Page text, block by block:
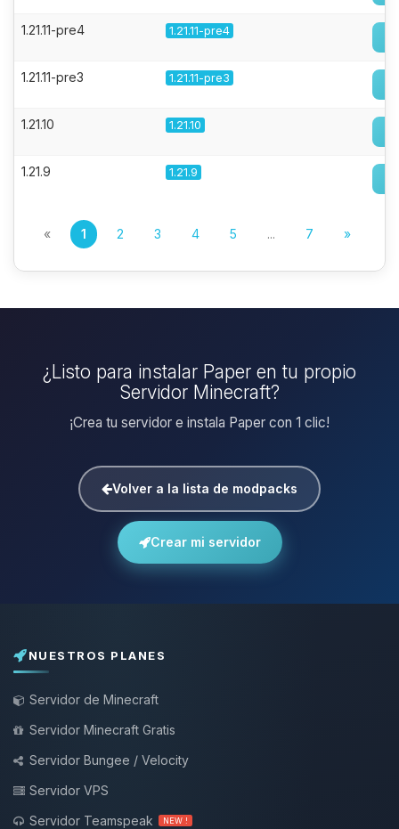
1.21.11-pre4 1.21.11-pre4
1.21.11-pre3 1.21.11-pre3
1.21.10 1.21.10
1.21.9 1.21.9
« 1 2 3 4 5 ... 7 »
¿Listo para instalar Paper en tu propio
Servidor Minecraft?
¡Crea tu servidor e instala Paper con 1 clic!
Volver a la lista de modpacks
Crear mi servidor
NUESTROS PLANES
Servidor de Minecraft
Servidor Minecraft Gratis
Servidor Bungee / Velocity
Servidor VPS
Servidor Teamspeak
NEW !